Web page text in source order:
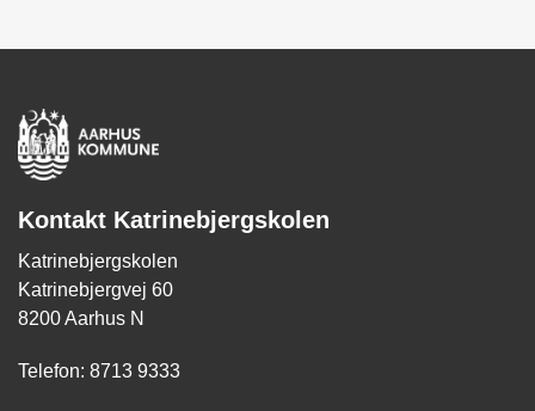
Kontakt Katrinebjergskolen
Katrinebjergskolen
Katrinebjergvej 60
8200 Aarhus N
Telefon: 8713 9333